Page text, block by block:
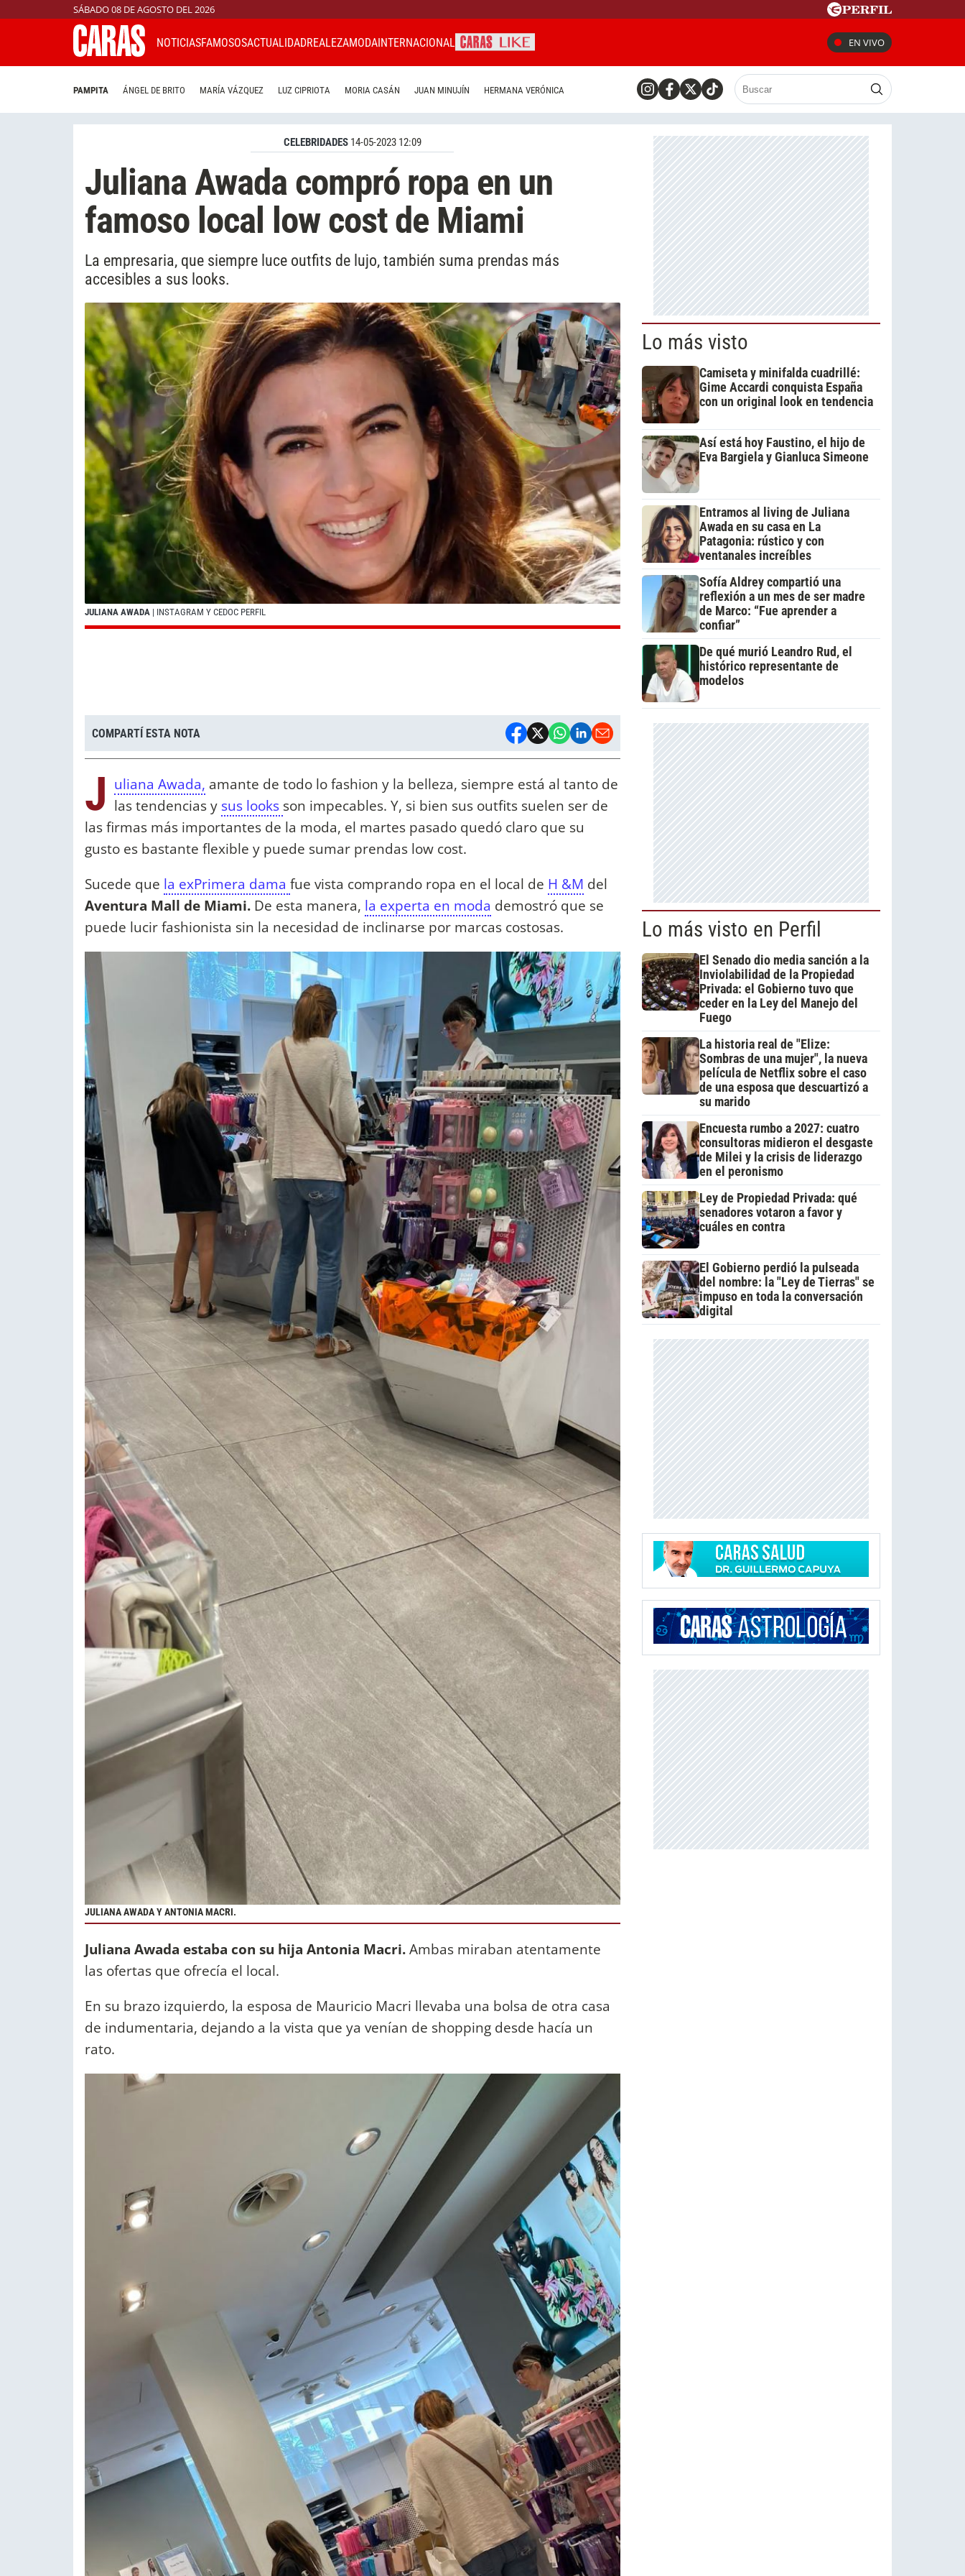
SÁBADO 08 DE AGOSTO DEL 2026
NOTICIASFAMOSOSACTUALIDADREALEZAMODAINTERNACIONAL EN VIVO
PAMPITA ÁNGEL DE BRITO MARÍA VÁZQUEZ LUZ CIPRIOTA MORIA CASÁN JUAN MINUJÍN HERMANA VERÓNICA
CELEBRIDADES 14-05-2023 12:09
Juliana Awada compró ropa en un
famoso local low cost de Miami
La empresaria, que siempre luce outfits de lujo, también suma prendas más
accesibles a sus looks.
JULIANA AWADA | INSTAGRAM Y CEDOC PERFIL
COMPARTÍ ESTA NOTA
J uliana Awada, amante de todo lo fashion y la belleza, siempre está al tanto de
las tendencias y sus looks son impecables. Y, si bien sus outfits suelen ser de
las firmas más importantes de la moda, el martes pasado quedó claro que su
gusto es bastante flexible y puede sumar prendas low cost.
Sucede que la exPrimera dama fue vista comprando ropa en el local de H &M del
Aventura Mall de Miami. De esta manera, la experta en moda demostró que se
puede lucir fashionista sin la necesidad de inclinarse por marcas costosas.
JULIANA AWADA Y ANTONIA MACRI.
Juliana Awada estaba con su hija Antonia Macri.Ambas miraban atentamente
las ofertas que ofrecía el local.
En su brazo izquierdo, la esposa de Mauricio Macri llevaba una bolsa de otra casa
de indumentaria, dejando a la vista que ya venían de shopping desde hacía un
rato.
Lo más visto
Camiseta y minifalda cuadrillé:
Gime Accardi conquista España
con un original look en tendencia
Así está hoy Faustino, el hijo de
Eva Bargiela y Gianluca Simeone
Entramos al living de Juliana
Awada en su casa en La
Patagonia: rústico y con
ventanales increíbles
Sofía Aldrey compartió una
reflexión a un mes de ser madre
de Marco: “Fue aprender a
confiar”
De qué murió Leandro Rud, el
histórico representante de
modelos
Lo más visto en Perfil
El Senado dio media sanción a la
Inviolabilidad de la Propiedad
Privada: el Gobierno tuvo que
ceder en la Ley del Manejo del
Fuego
La historia real de "Elize:
Sombras de una mujer", la nueva
película de Netflix sobre el caso
de una esposa que descuartizó a
su marido
Encuesta rumbo a 2027: cuatro
consultoras midieron el desgaste
de Milei y la crisis de liderazgo
en el peronismo
Ley de Propiedad Privada: qué
senadores votaron a favor y
cuáles en contra
El Gobierno perdió la pulseada
del nombre: la "Ley de Tierras" se
impuso en toda la conversación
digital